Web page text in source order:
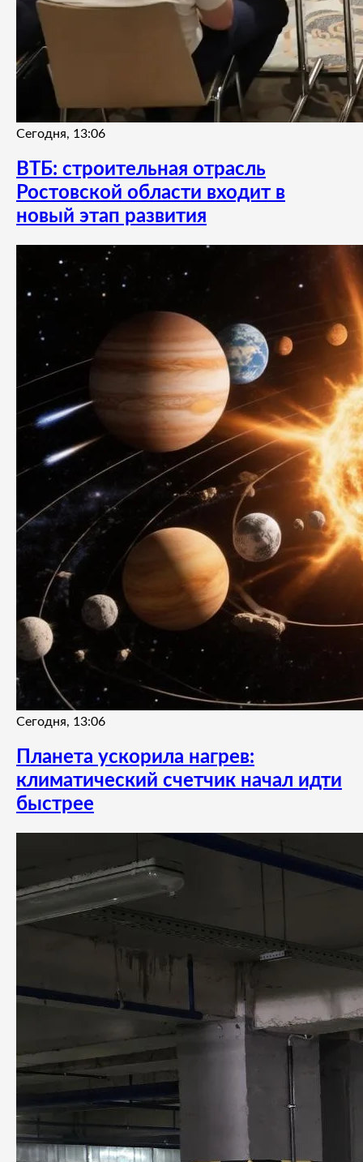
Сегодня, 13:06
ВТБ: строительная отрасль
Ростовской области входит в
новый этап развития
Сегодня, 13:06
Планета ускорила нагрев:
климатический счетчик начал идти
быстрее